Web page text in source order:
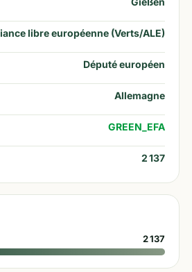
libre européenne (Verts/ALE)
Député européen
Allemagne
GREEN_EFA
2 137
2 137